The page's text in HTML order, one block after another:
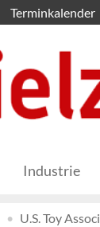
Terminkalender
Industrie
U.S. Toy